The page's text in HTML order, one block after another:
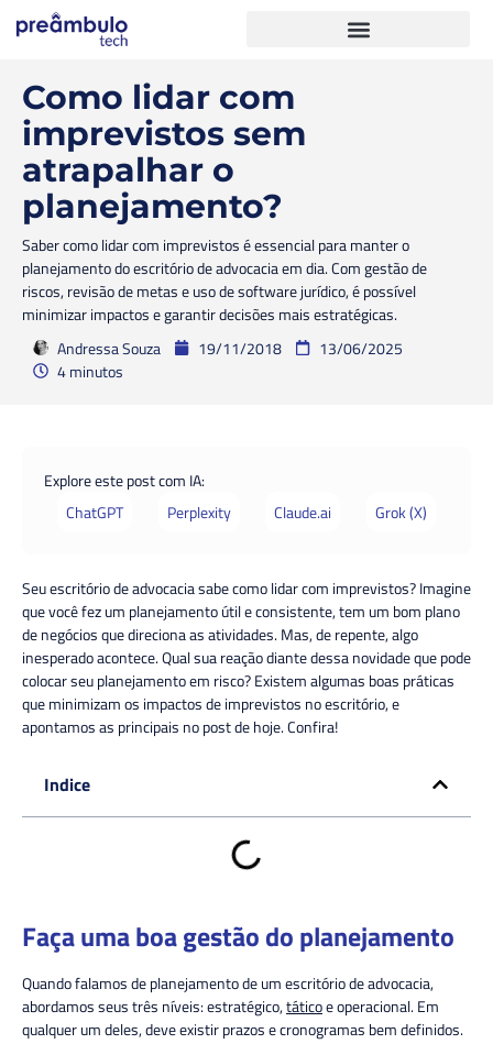
Como lidar com
imprevistos sem
atrapalhar o
planejamento?
Saber como lidar com imprevistos é essencial para manter o
planejamento do escritório de advocacia em dia. Com gestão de
riscos, revisão de metas e uso de software jurídico, é possível
minimizar impactos e garantir decisões mais estratégicas.
Andressa Souza
19/11/2018
13/06/2025
4 minutos
Explore este post com IA:
ChatGPT
Perplexity Claude.ai Grok (X)
Seu escritório de advocacia sabe como lidar com imprevistos? Imagine
que você fez um planejamento útil e consistente, tem um bom plano
de negócios que direciona as atividades. Mas, de repente, algo
inesperado acontece. Qual sua reação diante dessa novidade que pode
colocar seu planejamento em risco? Existem algumas boas práticas
que minimizam os impactos de imprevistos no escritório, e
apontamos as principais no post de hoje. Confira!
Indice
Faça uma boa gestão do planejamento
Quando falamos de planejamento de um escritório de advocacia,
abordamos seus três níveis: estratégico,táticoe operacional. Em
qualquer um deles, deve existir prazos e cronogramas bem definidos.